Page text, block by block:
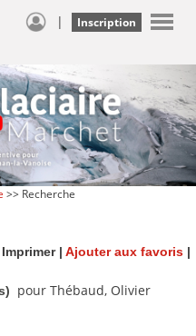
| Inscription
>> Recherche
Imprimer| Ajouter aux favoris |
pour Thébaud, Olivier